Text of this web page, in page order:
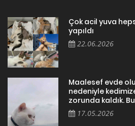
Çok acil yuva
yapıldı
22.06.2026
Maalesef evde
nedeniyle
zorunda kaldık.
17.05.2026